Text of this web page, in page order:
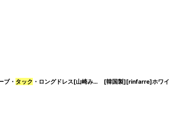
ブ・ タック ・ロングドレス[山崎みどり・MIRIN着用]《送料＆代引き手数料無料》 mycp [韓国製][rinfarre]ホワイ